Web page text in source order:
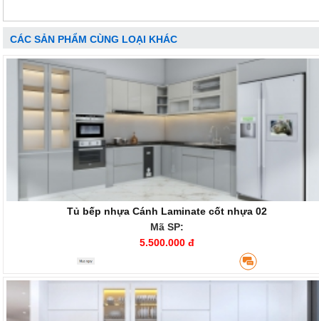
CÁC SẢN PHẨM CÙNG LOẠI KHÁC
Tủ bếp nhựa Cánh Laminate cốt nhựa 02
Mã SP:
5.500.000 đ